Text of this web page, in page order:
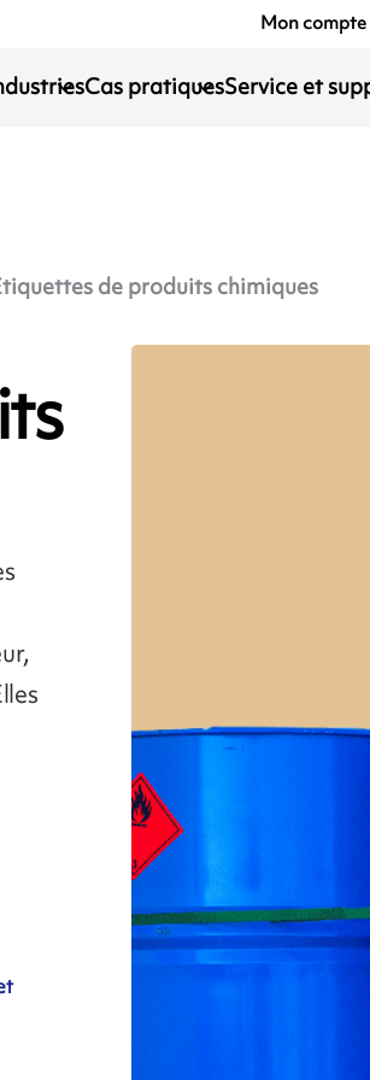
Mon compte
Cas pratiquesService et
de produits chimiques